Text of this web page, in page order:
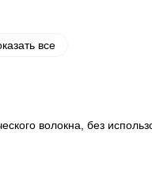
волокна, без
все